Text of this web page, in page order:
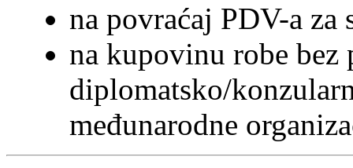
na povraćaj PDV-a za
na kupovinu robe bez
diplomatsko/
međunarodne